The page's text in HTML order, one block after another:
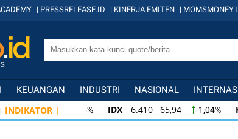
| PRESSRELEASE.ID | KINERJA EMITEN |
KEUANGAN INDUSTRI NASIONAL
INDIKATOR | IDX 6.410 65,94 1,04%
KOMPAS100
845 12,09 1,45%